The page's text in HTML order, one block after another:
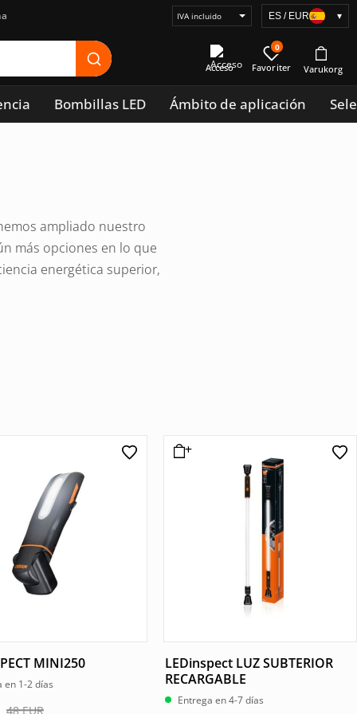
Seleccionar
visualización
precios
ES / EUR ▾
Acceso
0
Bombillas LED Ámbito de aplicación
ampliado nuestro
más opciones en lo que
energética superior,
MINI250
en 1-2 días
48EUR
LEDinspect LUZ SUBTERIOR
RECARGABLE
Entrega en 4-7 días